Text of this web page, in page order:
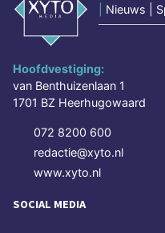
Nieuws |
Hoofdvestiging:
van Benthuizenlaan 1
1701 BZ Heerhugowaard
072 8200 600
redactie@xyto.nl
www.xyto.nl
SOCIAL MEDIA